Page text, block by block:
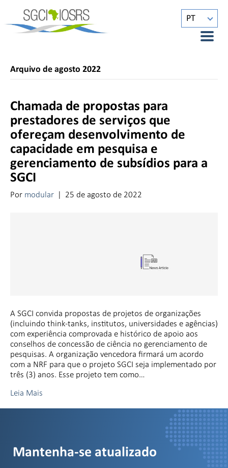
PT
Arquivo de agosto 2022
Chamada de propostas para
prestadores de serviços que
ofereçam desenvolvimento de
capacidade em pesquisa e
gerenciamento de subsídios para a
SGCI
Por modular | 25 de agosto de 2022
A SGCI convida propostas de projetos de organizações
(incluindo think-tanks, institutos, universidades e agências)
com experiência comprovada e histórico de apoio aos
conselhos de concessão de ciência no gerenciamento de
pesquisas. A organização vencedora firmará um acordo
com a NRF para que o projeto SGCI seja implementado por
três (3) anos. Esse projeto tem como…
Leia Mais
Mantenha-se atualizado